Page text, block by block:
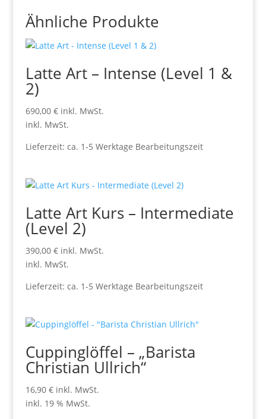
Ähnliche Produkte
Latte Art – Intense (Level 1 &
2)
690,00 € inkl. MwSt.
inkl. MwSt.
Lieferzeit: ca. 1-5 Werktage Bearbeitungszeit
Latte Art Kurs – Intermediate
(Level 2)
390,00 € inkl. MwSt.
inkl. MwSt.
Lieferzeit: ca. 1-5 Werktage Bearbeitungszeit
Cuppinglöffel – „Barista
Christian Ullrich“
16,90 € inkl. MwSt.
inkl. 19 % MwSt.